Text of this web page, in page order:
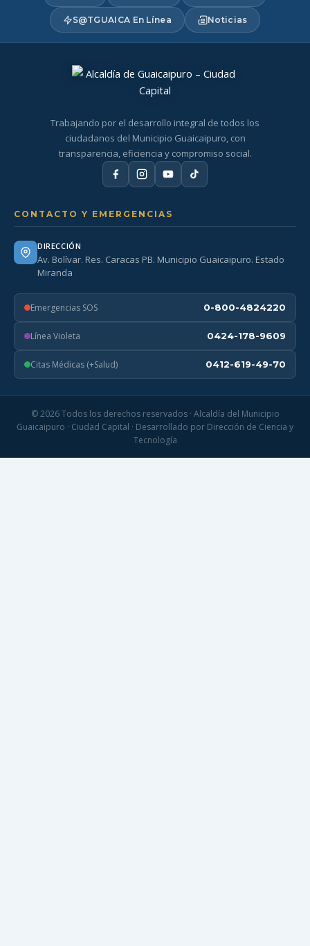
S@TGUAICA En Línea Noticias
Trabajando por el desarrollo integral de todos los
ciudadanos del Municipio Guaicaipuro, con
transparencia, eficiencia y compromiso social.
CONTACTO Y EMERGENCIAS
DIRECCIÓN
Av. Bolívar. Res. Caracas PB. Municipio Guaicaipuro. Estado
Miranda
Emergencias SOS 0-800-4824220
Línea Violeta 0424-178-9609
Citas Médicas (+Salud) 0412-619-49-70
© 2026 Todos los derechos reservados · Alcaldía del Municipio
Guaicaipuro · Ciudad Capital · Desarrollado por Dirección de Ciencia y
Tecnología